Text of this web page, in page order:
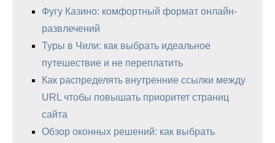
Фугу Казино: комфортный формат онлайн-
развлечений
Туры в Чили: как выбрать идеальное
путешествие и не переплатить
Как распределять внутренние ссылки между
URL чтобы повышать приоритет страниц
сайта
Обзор оконных решений: как выбрать